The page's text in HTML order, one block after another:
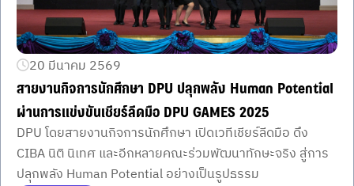
20 มีนาคม 2569
สายงานกิจการนักศึกษา DPU ปลุกพลัง Human Potential
ผ่านการแข่งขันเชียร์ลีดมือ DPU GAMES 2025
DPU โดยสายงานกิจการนักศึกษา เปิดเวทีเชียร์ลีดมือ ดึง
CIBA นิติ นิเทศ และอีกหลายคณะร่วมพัฒนาทักษะจริง สู่การ
ปลุกพลัง Human Potential อย่างเป็นรูปธรรม